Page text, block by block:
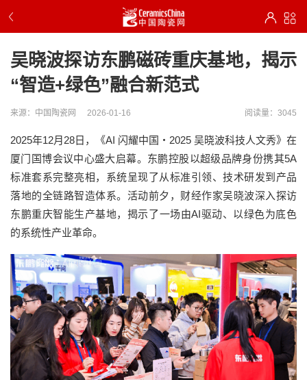
吴晓波探访东鹏磁砖重庆基地，揭示
“智造+绿色”融合新范式
来源：中国陶瓷网 2026-01-16 阅读量：3045
2025年12月28日，《AI 闪耀中国・2025 吴晓波科技人文秀》在
厦门国博会议中心盛大启幕。东鹏控股以超级品牌身份携其5A
标准套系完整亮相，系统呈现了从标准引领、技术研发到产品
落地的全链路智造体系。活动前夕，财经作家吴晓波深入探访
东鹏重庆智能生产基地，揭示了一场由AI驱动、以绿色为底色
的系统性产业革命。